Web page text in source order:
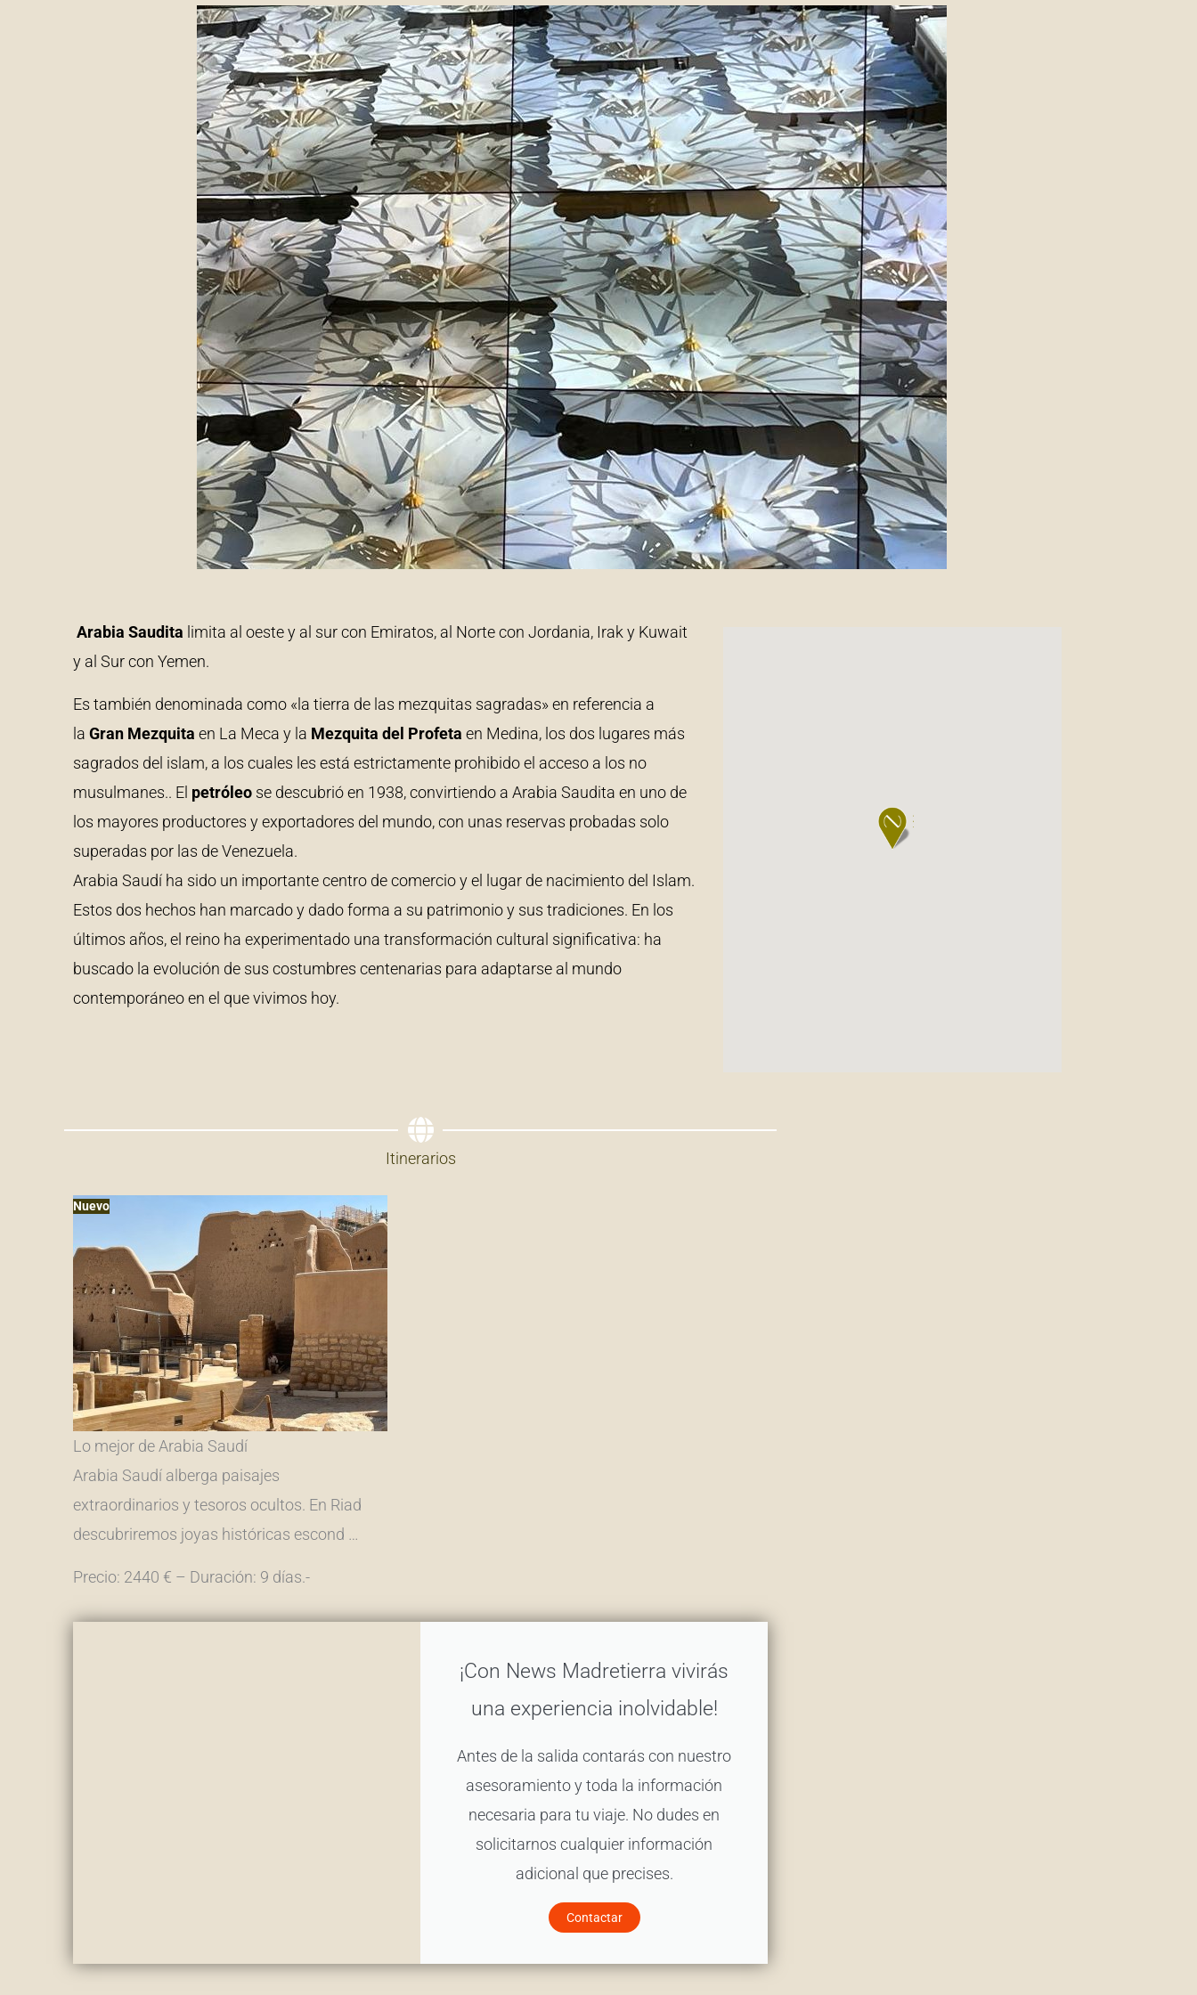
Arabia Saudita limita al oeste y al sur con Emiratos, al Norte con Jordania, Irak y Kuwait
y al Sur con Yemen.
Es también denominada como «la tierra de las mezquitas sagradas» en referencia a
la Gran Mezquita en La Meca y la Mezquita del Profeta en Medina, los dos lugares más
sagrados del islam, a los cuales les está estrictamente prohibido el acceso a los no
musulmanes.. El petróleo se descubrió en 1938, convirtiendo a Arabia Saudita en uno de
los mayores productores y exportadores del mundo, con unas reservas probadas solo
superadas por las de Venezuela.
Arabia Saudí ha sido un importante centro de comercio y el lugar de nacimiento del Islam.
Estos dos hechos han marcado y dado forma a su patrimonio y sus tradiciones. En los
últimos años, el reino ha experimentado una transformación cultural significativa: ha
buscado la evolución de sus costumbres centenarias para adaptarse al mundo
contemporáneo en el que vivimos hoy.
Itinerarios
Nuevo
Lo mejor de Arabia Saudí
Arabia Saudí alberga paisajes
extraordinarios y tesoros ocultos. En Riad
descubriremos joyas históricas escond …
Precio: 2440 € – Duración: 9 días.-
¡Con News Madretierra vivirás
una experiencia inolvidable!
Antes de la salida contarás con nuestro
asesoramiento y toda la información
necesaria para tu viaje. No dudes en
solicitarnos cualquier información
adicional que precises.
Contactar